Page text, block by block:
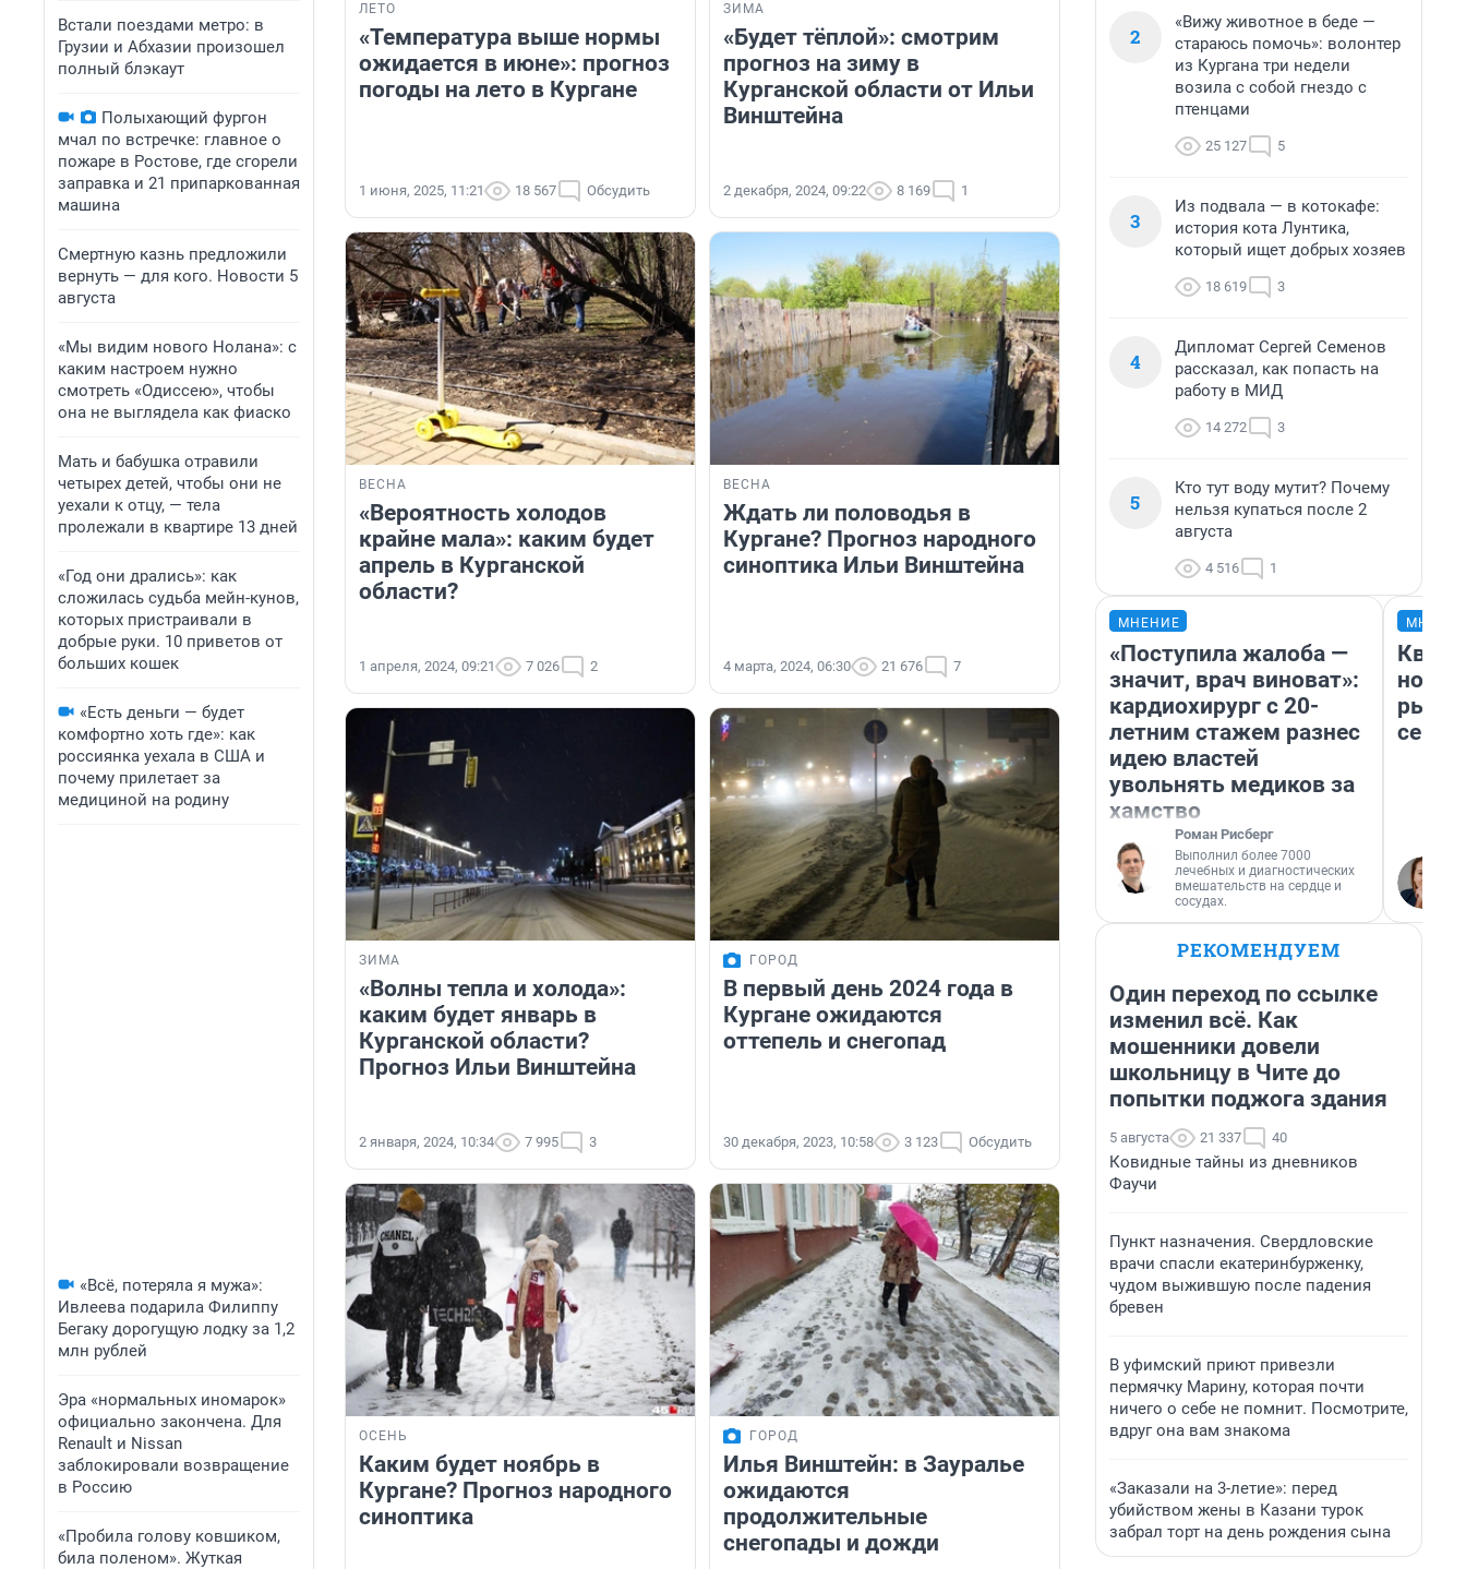
Встали поездами метро: в
Грузии и Абхазии произошел
полный блэкаут
Полыхающий фургон
мчал по встречке: главное о
пожаре в Ростове, где сгорели
заправка и 21 припаркованная
машина
Смертную казнь предложили
вернуть — для кого. Новости 5
августа
«Мы видим нового Нолана»: с
каким настроем нужно
смотреть «Одиссею», чтобы
она не выглядела как фиаско
Мать и бабушка отравили
четырех детей, чтобы они не
уехали к отцу, — тела
пролежали в квартире 13 дней
«Год они дрались»: как
сложилась судьба мейн-кунов,
которых пристраивали в
добрые руки. 10 приветов от
больших кошек
«Есть деньги — будет
комфортно хоть где»: как
россиянка уехала в США и
почему прилетает за
медициной на родину
«Всё, потеряла я мужа»:
Ивлеева подарила Филиппу
Бегаку дорогущую лодку за 1,2
млн рублей
Эра «нормальных иномарок»
официально закончена. Для
Renault и Nissan
заблокировали возвращение
в Россию
«Пробила голову ковшиком,
била поленом». Жуткая
ЛЕТО
«Температура выше нормы
ожидается в июне»: прогноз
погоды на лето в Кургане
1 июня, 2025, 11:21 18 567 Обсудить
ЗИМА
«Будет тёплой»: смотрим
прогноз на зиму в
Курганской области от Ильи
Винштейна
2 декабря, 2024, 09:22 8 169 1
ВЕСНА
«Вероятность холодов
крайне мала»: каким будет
апрель в Курганской
области?
1 апреля, 2024, 09:21 7 026 2
ВЕСНА
Ждать ли половодья в
Кургане? Прогноз народного
синоптика Ильи Винштейна
4 марта, 2024, 06:30 21 676 7
ЗИМА
«Волны тепла и холода»:
каким будет январь в
Курганской области?
Прогноз Ильи Винштейна
2 января, 2024, 10:34 7 995 3
ГОРОД
В первый день 2024 года в
Кургане ожидаются
оттепель и снегопад
30 декабря, 2023, 10:58 3 123 Обсудить
ОСЕНЬ
Каким будет ноябрь в
Кургане? Прогноз народного
синоптика
ГОРОД
Илья Винштейн: в Зауралье
ожидаются
продолжительные
снегопады и дожди
2
«Вижу животное в беде —
стараюсь помочь»: волонтер
из Кургана три недели
возила с собой гнездо с
птенцами
25 127 5
3
Из подвала — в котокафе:
история кота Лунтика,
который ищет добрых хозяев
18 619 3
4
Дипломат Сергей Семенов
рассказал, как попасть на
работу в МИД
14 272 3
5
Кто тут воду мутит? Почему
нельзя купаться после 2
августа
4 516 1
МНЕНИЕ
«Поступила жалоба —
значит, врач виноват»:
кардиохирург с 20-
летним стажем разнес
идею властей
увольнять медиков за
хамство
Роман Рисберг
Выполнил более 7000
лечебных и диагностических
вмешательств на сердце и
сосудах.
но
РЕКОМЕНДУЕМ
Один переход по ссылке
изменил всё. Как
мошенники довели
школьницу в Чите до
попытки поджога здания
5 августа 21 337 40
Ковидные тайны из дневников
Фаучи
Пункт назначения. Свердловские
врачи спасли екатеринбурженку,
чудом выжившую после падения
бревен
В уфимский приют привезли
пермячку Марину, которая почти
ничего о себе не помнит. Посмотрите,
вдруг она вам знакома
«Заказали на 3-летие»: перед
убийством жены в Казани турок
забрал торт на день рождения сына